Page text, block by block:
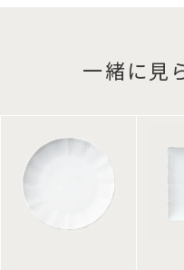
一緒に見